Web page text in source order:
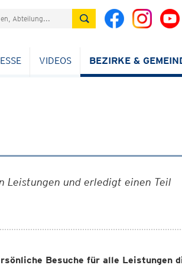
VIDEOS BEZIRKE &
Leistungen und erledigt einen Teil
Besuche für alle Leistungen